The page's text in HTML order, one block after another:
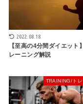
2022.08.18
【至高の4分間ダイエット
レーニング解説
TRAINING/ト